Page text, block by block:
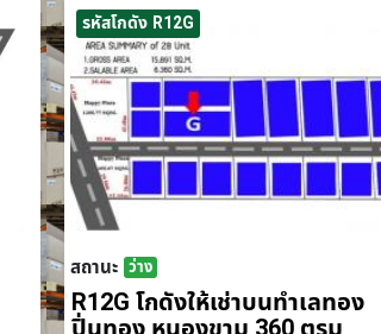
รหัสโกดัง R12G
สถานะ ว่าง
R12G โกดังให้เช่าบนทำเลทอง